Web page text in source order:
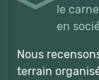
le
en
Nous
terrain